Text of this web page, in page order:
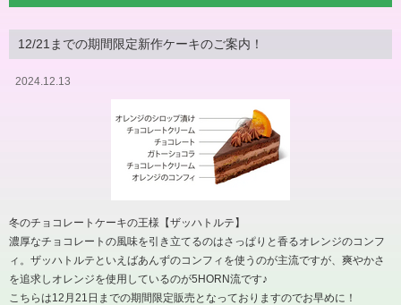
12/21までの期間限定新作ケーキのご案内！
2024.12.13
冬のチョコレートケーキの王様【ザッハトルテ】
濃厚なチョコレートの風味を引き立てるのはさっぱりと香るオレンジのコンフ
ィ。ザッハトルテといえばあんずのコンフィを使うのが主流ですが、爽やかさ
を追求しオレンジを使用しているのが5HORN流です♪
こちらは12月21日までの期間限定販売となっておりますのでお早めに！